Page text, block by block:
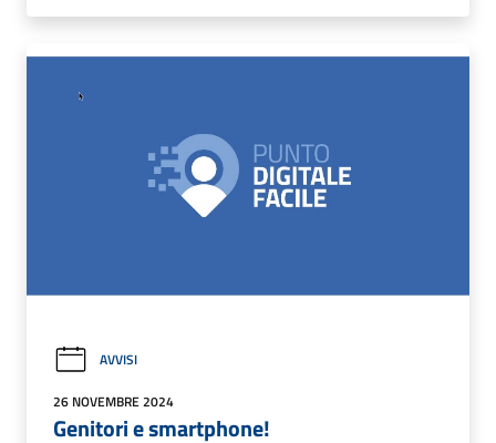
AVVISI
26 NOVEMBRE 2024
Genitori e smartphone!